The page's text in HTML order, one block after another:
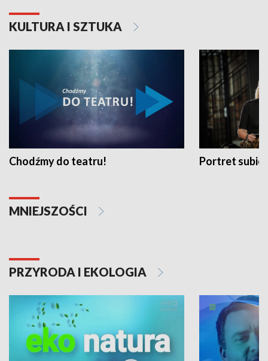
KULTURA I SZTUKA
Chodźmy do teatru! Portret
MNIEJSZOŚCI
PRZYRODA I EKOLOGIA